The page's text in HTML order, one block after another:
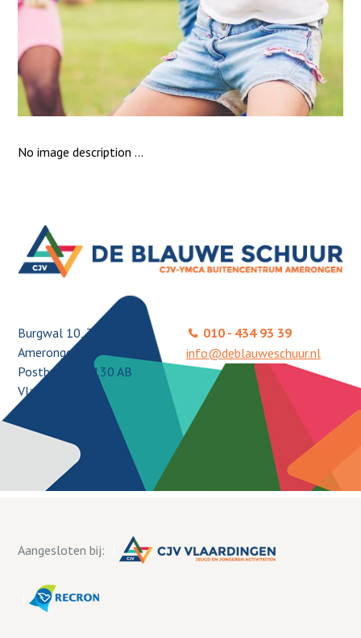
No image description ...
010 - 434 93 39
info@deblauweschuur.nl
Burgwal 10, 3958 ER
Amerongen
Postbus 51, 3130 AB
Vlaardingen
Aangesloten bij: